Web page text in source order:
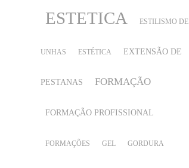
ESTETICA ESTILISMO DE
UNHAS ESTÉTICA EXTENSÃO DE
PESTANAS FORMAÇÃO
FORMAÇÃO PROFISSIONAL
FORMAÇÕES GEL GORDURA